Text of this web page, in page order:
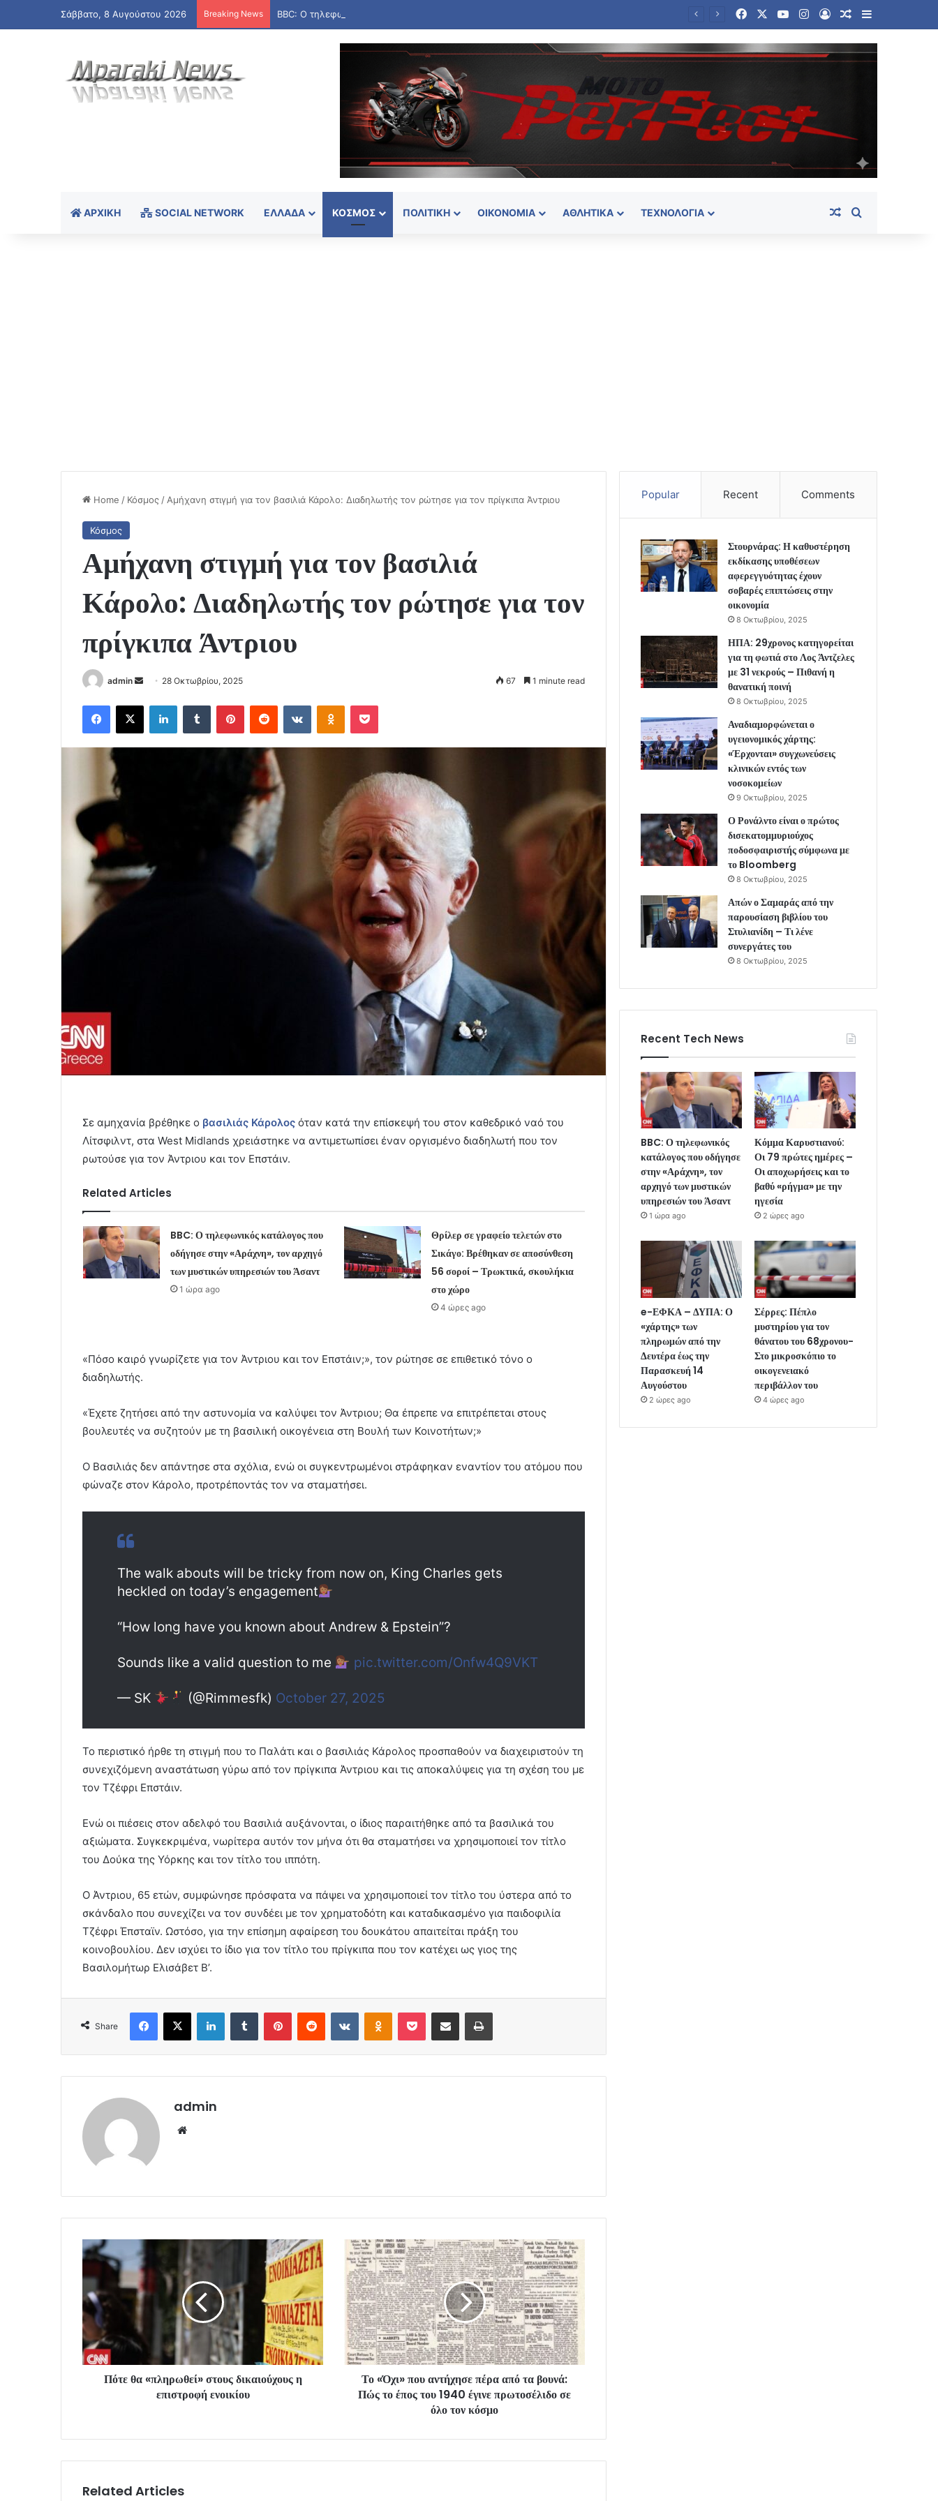
Σάββατο, 8 Αυγούστου 2026 Breaking News FacebookYouTubeInstagram
Log InRandom Article
Sidebar
ΑΡΧΙΚΉ SOCIAL NETWORK ΕΛΛΆΔΑ ΚΌΣΜΟΣ ΠΟΛΙΤΙΚΉ ΟΙΚΟΝΟΜΊΑ ΑΘΛΗΤΙΚΆ ΤΕΧΝΟΛΟΓΊΑ Random Article
Home / Κόσμος / Αμήχανη στιγμή για τον βασιλιά Κάρολο: Διαδηλωτής τον ρώτησε για τον πρίγκιπα Άντριου
Κόσμος
Αμήχανη στιγμή για τον βασιλιά
Κάρολο: Διαδηλωτής τον ρώτησε για τον
πρίγκιπα Άντριου
admin
Send
email
28 Οκτωβρίου, 2025 67 1 minute read
Facebook
X LinkedInTumblr PinterestReddit VKontakteOdnoklassniki
Pocket
Σε αμηχανία βρέθηκε ο βασιλιάς Κάρολος όταν κατά την επίσκεψή του στον καθεδρικό ναό του
Λίτσφιλντ, στα West Midlands χρειάστηκε να αντιμετωπίσει έναν οργισμένο διαδηλωτή που τον
ρωτούσε για τον Άντριου και τον Επστάιν.
Related Articles
BBC: Ο τηλεφωνικός κατάλογος που
οδήγησε στην «Αράχνη», τον αρχηγό
των μυστικών υπηρεσιών του Άσαντ
1 ώρα ago
Θρίλερ σε γραφείο τελετών στο
Σικάγο: Βρέθηκαν σε αποσύνθεση
56 σοροί – Τρωκτικά, σκουλήκια
στο χώρο
4 ώρες ago
«Πόσο καιρό γνωρίζετε για τον Άντριου και τον Επστάιν;», τον ρώτησε σε επιθετικό τόνο ο
διαδηλωτής.
«Έχετε ζητήσει από την αστυνομία να καλύψει τον Άντριου; Θα έπρεπε να επιτρέπεται στους
βουλευτές να συζητούν με τη βασιλική οικογένεια στη Βουλή των Κοινοτήτων;»
Ο Βασιλιάς δεν απάντησε στα σχόλια, ενώ οι συγκεντρωμένοι στράφηκαν εναντίον του ατόμου που
φώναζε στον Κάρολο, προτρέποντάς τον να σταματήσει.
The walk abouts will be tricky from now on, King Charles gets
heckled on today’s engagement
“How long have you known about Andrew & Epstein”?
Sounds like a valid question to me pic.twitter.com/Onfw4Q9VKT
— SK (@Rimmesfk) October 27, 2025
Το περιστικό ήρθε τη στιγμή που το Παλάτι και ο βασιλιάς Κάρολος προσπαθούν να διαχειριστούν τη
συνεχιζόμενη αναστάτωση γύρω από τον πρίγκιπα Άντριου και τις αποκαλύψεις για τη σχέση του με
τον Τζέφρι Επστάιν.
Ενώ οι πιέσεις στον αδελφό του Βασιλιά αυξάνονται, ο ίδιος παραιτήθηκε από τα βασιλικά του
αξιώματα. Συγκεκριμένα, νωρίτερα αυτόν τον μήνα ότι θα σταματήσει να χρησιμοποιεί τον τίτλο
του Δούκα της Υόρκης και τον τίτλο του ιππότη.
Ο Άντριου, 65 ετών, συμφώνησε πρόσφατα να πάψει να χρησιμοποιεί τον τίτλο του ύστερα από το
σκάνδαλο που συνεχίζει να τον συνδέει με τον χρηματοδότη και καταδικασμένο για παιδοφιλία
Τζέφρι Έπσταϊν. Ωστόσο, για την επίσημη αφαίρεση του δουκάτου απαιτείται πράξη του
κοινοβουλίου. Δεν ισχύει το ίδιο για τον τίτλο του πρίγκιπα που τον κατέχει ως γιος της
Βασιλομήτωρ Ελισάβετ Β’.
Share
Facebook
X LinkedInTumblr PinterestReddit VKontakteOdnoklassniki
Pocket Share via Email Print
admin
Πότε θα «πληρωθεί» στους δικαιούχους η
επιστροφή ενοικίου
Το «Όχι» που αντήχησε πέρα από τα βουνά:
Πώς το έπος του 1940 έγινε πρωτοσέλιδο σε
όλο τον κόσμο
Related Articles
Popular Recent Comments
Στουρνάρας: Η καθυστέρηση
εκδίκασης υποθέσεων
αφερεγγυότητας έχουν
σοβαρές επιπτώσεις στην
οικονομία
8 Οκτωβρίου, 2025
ΗΠΑ: 29χρονος κατηγορείται
για τη φωτιά στο Λος Άντζελες
με 31 νεκρούς – Πιθανή η
θανατική ποινή
8 Οκτωβρίου, 2025
Αναδιαμορφώνεται ο
υγειονομικός χάρτης:
«Έρχονται» συγχωνεύσεις
κλινικών εντός των
νοσοκομείων
9 Οκτωβρίου, 2025
Ο Ρονάλντο είναι ο πρώτος
δισεκατομμυριούχος
ποδοσφαιριστής σύμφωνα με
το Bloomberg
8 Οκτωβρίου, 2025
Απών ο Σαμαράς από την
παρουσίαση βιβλίου του
Στυλιανίδη – Τι λένε
συνεργάτες του
8 Οκτωβρίου, 2025
Recent Tech News
BBC: Ο τηλεφωνικός
κατάλογος που οδήγησε
στην «Αράχνη», τον
αρχηγό των μυστικών
υπηρεσιών του Άσαντ
1 ώρα ago
Κόμμα Καρυστιανού:
Οι 79 πρώτες ημέρες –
Οι αποχωρήσεις και το
βαθύ «ρήγμα» με την
ηγεσία
2 ώρες ago
e-ΕΦΚΑ – ΔΥΠΑ: Ο
«χάρτης» των
πληρωμών από την
Δευτέρα έως την
Παρασκευή 14
Αυγούστου
2 ώρες ago
Σέρρες: Πέπλο
μυστηρίου για τον
θάνατου του 68χρονου-
Στο μικροσκόπιο το
οικογενειακό
περιβάλλον του
4 ώρες ago